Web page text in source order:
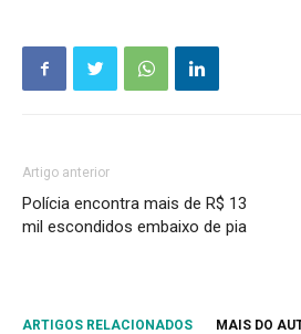
Artigo anterior
Polícia encontra mais de R$ 13
mil escondidos embaixo de pia
ARTIGOS RELACIONADOS MAIS DO